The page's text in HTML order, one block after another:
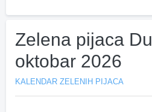
Zelena pijaca
oktobar 2026
KALENDAR ZELENIH PIJACA